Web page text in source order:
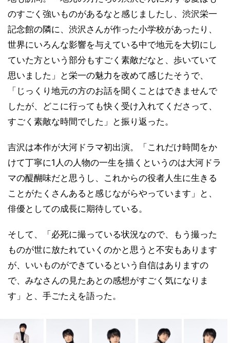
のすごく強いものがあるなと感じましたし、渋沢栄一
記念館の隣に、渋沢さんが作った小学校があったり、
世界にいろんな影響を与えている中で地元を大切にし
ていた方という部分もすごく素敵だなと、歩いていて
思いました」と栄一の魅力を改めて感じたそうで、
「じっくり地元の方のお話を聞くことはできませんで
したが、どこに行っても快く受け入れてくださって、
すごく素敵な時間でした」と振り返った。
吉沢は本作が大河ドラマ初出演。「これだけ時間をか
けて丁寧に1人の人物の一生を描くというのは大河ドラ
マの醍醐味だと思うし、これからの役者人生に生きる
ことがたくさんあると感じながらやっています」と、
俳優としての成長に期待している。
そして、「必死に撮っている状況なので、もう撮った
ものが世に放たれていくのかと思うと不安もあります
が、いいものができているという自信はありますの
で、みなさんの見たあとの感想がすごく気になりま
す」と、手ごたえを語った。